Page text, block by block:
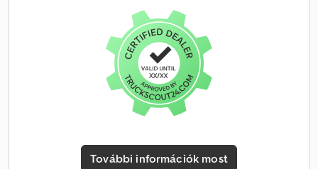
pólusú, 12 V * Gumiabroncs: 13 hüvelyk * Tengelygyártó: AL-KO
vagy KNOTT * Tengelyek száma: 1 * Fékezett tengely *
Támasztókerék: Szériafelszerelés * Lengéscsillapító futómű,
beleértve a 100 km/h sebességre jóváhagyást * H-váz * Oldalsó
korlát Az ajánlat a készlet erejéig érvényes!!! Az ajánlat csak
Reichertshofenben érvényes!!! + járműigazolás / COC-tanúsítvány:
49,99 € Árak az áfát tartalmazzák. Djdpfx Aoy Hrt Nonlokr
Nyitvatartás Reichertshofenben: Hétfőtől péntekig 08:00-tól
Látogasson el hozzánk a következő címen is:
=.=.=.=.=.=.=.=.=.=.=.=.=.=.=.=.=.=.=.=.=.=.=.=.=.=.=.=.=.=.=.=.
További információk most